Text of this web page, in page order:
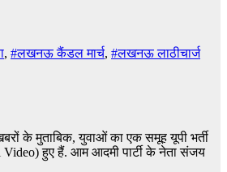
, #लखनऊ कैंडल मार्च, #लखनऊ लाठीचार्ज
के मुताबिक, युवाओं का एक समूह यूपी भर्ती
Video) हुए हैं. आम आदमी पार्टी के नेता संजय